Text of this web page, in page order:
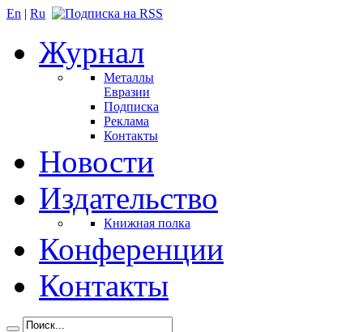
En | Ru
Журнал
Металлы
Евразии
Подписка
Реклама
Контакты
Новости
Издательство
Книжная полка
Конференции
Контакты